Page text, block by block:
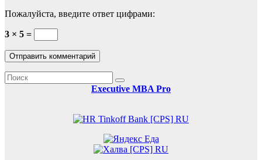
Пожалуйста, введите ответ цифрами:
3 × 5 =
Executive MBA Pro